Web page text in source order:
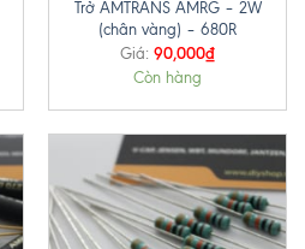
Trở AMTRANS AMRG – 2W
(chân vàng) – 680R
Giá: 90,000₫
Còn hàng